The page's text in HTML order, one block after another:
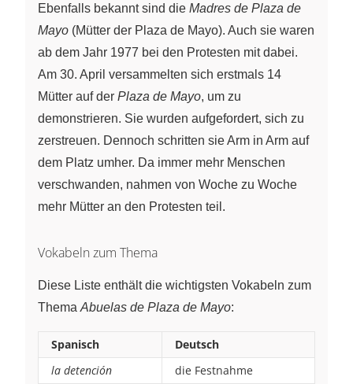
Ebenfalls bekannt sind die Madres de Plaza de
Mayo (Mütter der Plaza de Mayo). Auch sie waren
ab dem Jahr 1977 bei den Protesten mit dabei.
Am 30. April versammelten sich erstmals 14
Mütter auf der Plaza de Mayo, um zu
demonstrieren. Sie wurden aufgefordert, sich zu
zerstreuen. Dennoch schritten sie Arm in Arm auf
dem Platz umher. Da immer mehr Menschen
verschwanden, nahmen von Woche zu Woche
mehr Mütter an den Protesten teil.
Vokabeln zum Thema
Diese Liste enthält die wichtigsten Vokabeln zum
Thema Abuelas de Plaza de Mayo:
Spanisch
Deutsch
la detención
die Festnahme